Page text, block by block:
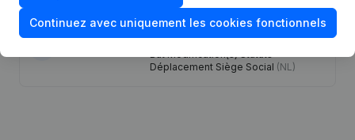
Demission(s) Nomination(s)
Modification Appellation Modification
But Modification(s) Statuts
Déplacement Siège Social (NL)
Continuez avec uniquement les cookies fonctionnels